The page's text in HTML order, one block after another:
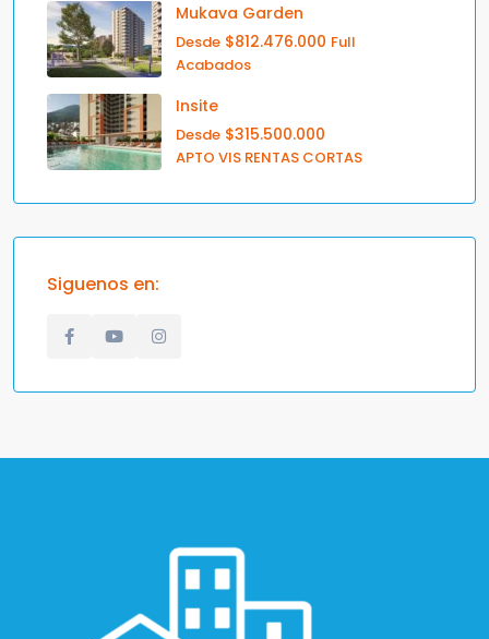
Mukava Garden
Desde $812.476.000 Full
Acabados
Insite
Desde $315.500.000
APTO VIS RENTAS CORTAS
Siguenos en: